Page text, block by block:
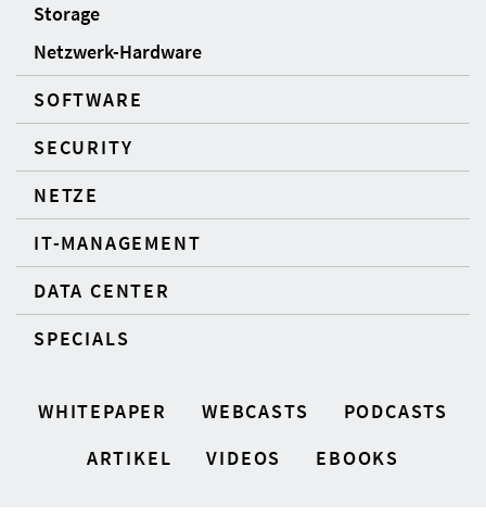
Storage
Netzwerk-Hardware
SOFTWARE
SECURITY
NETZE
IT-MANAGEMENT
DATA CENTER
SPECIALS
WHITEPAPER WEBCASTS
PODCASTS
ARTIKEL
VIDEOS EBOOKS